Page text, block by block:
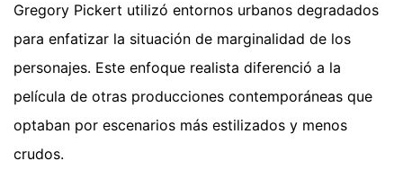
Gregory Pickert utilizó entornos urbanos degradados
para enfatizar la situación de marginalidad de los
personajes. Este enfoque realista diferenció a la
película de otras producciones contemporáneas que
optaban por escenarios más estilizados y menos
crudos.